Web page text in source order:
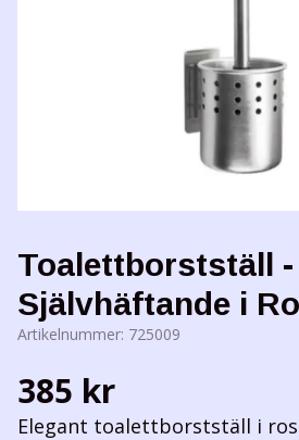
Toalettborstställ -
Självhäftande i
Artikelnummer: 725009
385 kr
Elegant toalettborstställ i